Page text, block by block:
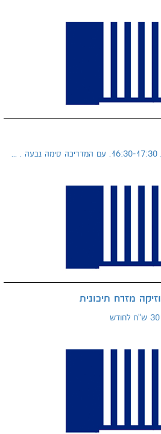
מזרח תיכונית